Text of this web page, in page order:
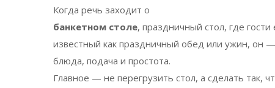
Когда речь заходит о
банкетном столе, праздничный стол, где
известный как праздничный обед или ужин, он —
блюда, подача и простота.
Главное — не перегрузить стол, а сделать так,